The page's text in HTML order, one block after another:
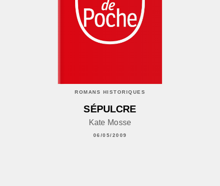
ROMANS HISTORIQUES
SÉPULCRE
Kate Mosse
06/05/2009